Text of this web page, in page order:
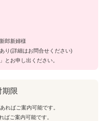
郎新婦様
り(詳細はお問合せください)
とお申し出ください。
期限
ればご案内可能です。
ばご案内可能です。